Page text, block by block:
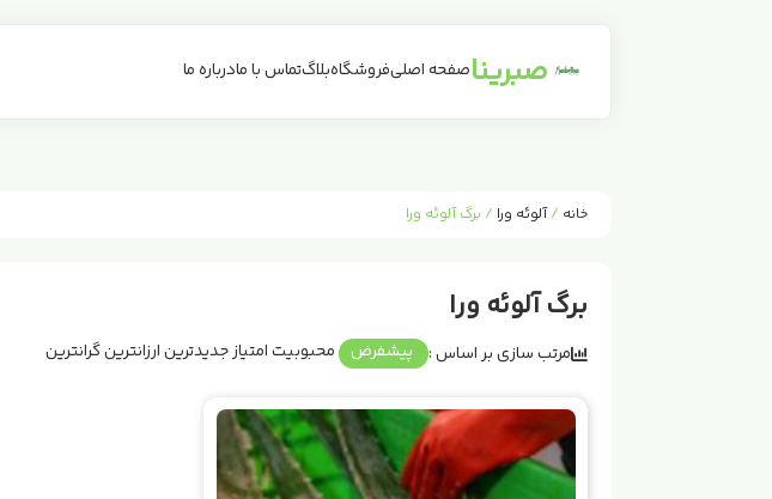
صبریناصفحه اصلیفروشگاهبلاگتماس با مادرباره ما
خانه /آلوئه ورا / برگ آلوئه ورا
برگ آلوئه ورا
مرتب سازی بر اساس : ‌ پیشفرض ‌ محبوبیت‌ امتیاز‌ جدیدترین‌ ارزانترین‌ گرانترین